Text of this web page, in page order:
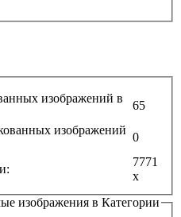
изображений в
65
изображений
0
7771
x
изображения в Категории